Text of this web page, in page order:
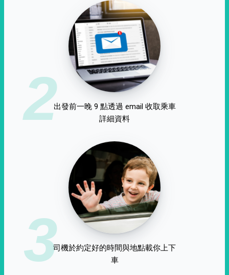
2出發前一晚 9 點透過 email 收取乘車
詳細資料
3司機於約定好的時間與地點載你上下
車